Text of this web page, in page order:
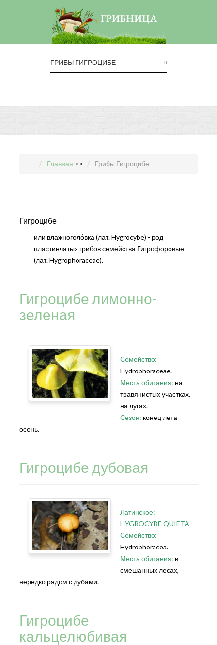
ГРИБЫ ГИГРОЦИБЕ
Главная >> Грибы Гигроцибе
Гигроцибе
или влажноголо́вка (лат. Hygrocybe) - род
пластинчатых грибов семейства Гигрофоровые
(лат. Hygrophoraceae).
Гигроцибе лимонно-
зеленая
Семейство:
Hydrophoraceae.
Места обитания: на
травянистых участках,
на лугах.
Сезон: конец лета -
осень.
Гигроцибе дубовая
Латинское:
HYGROCYBE QUIETA
Семейство:
Hydrophoracea.
Места обитания: в
смешанных лесах,
нередко рядом с дубами.
Гигроцибе
кальцелюбивая